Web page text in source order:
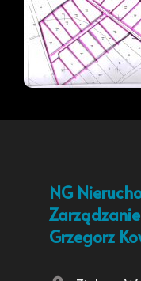
NG
Zarządzanie
Grzegorz